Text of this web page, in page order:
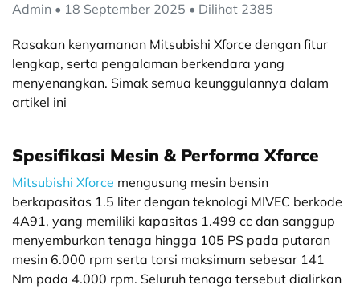
Admin • 18 September 2025 • Dilihat 2385
Rasakan kenyamanan Mitsubishi Xforce dengan fitur
lengkap, serta pengalaman berkendara yang
menyenangkan. Simak semua keunggulannya dalam
artikel ini
Spesifikasi Mesin & Performa Xforce
Mitsubishi Xforce mengusung mesin bensin
berkapasitas 1.5 liter dengan teknologi MIVEC berkode
4A91, yang memiliki kapasitas 1.499 cc dan sanggup
menyemburkan tenaga hingga 105 PS pada putaran
mesin 6.000 rpm serta torsi maksimum sebesar 141
Nm pada 4.000 rpm. Seluruh tenaga tersebut dialirkan